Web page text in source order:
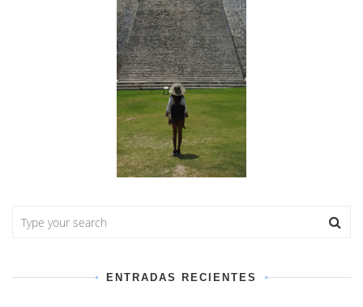
ENTRADAS RECIENTES